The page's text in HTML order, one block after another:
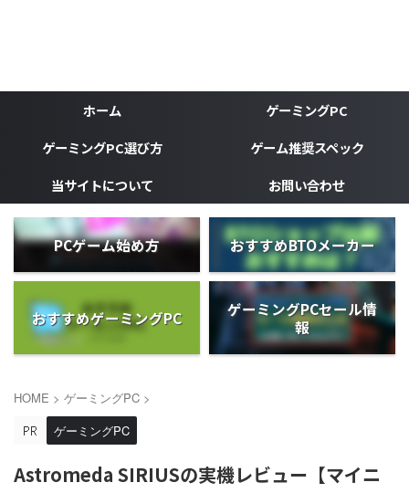
ホーム
ゲーミングPC
ゲーミングPC選び方
ゲーム推奨スペック
当サイトについて
お問い合わせ
PCゲーム始め方 おすすめBTOメーカー
おすすめゲーミングPC
ゲーミングPCセール情
報
HOME > ゲーミングPC >
ゲーミングPC
Astromeda SIRIUSの実機レビュー【マイニ